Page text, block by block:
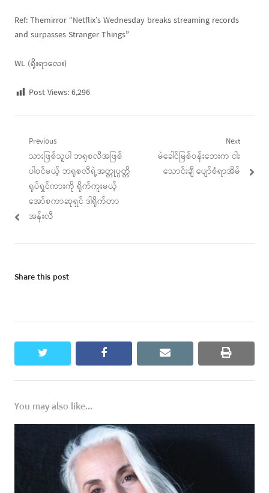
Ref: Themirror “Netflix’s Wednesday breaks streaming records
and surpasses Stranger Things”
WL (ရိုးရာလေး)
Post Views:6,296
Post
navigation
Previous
Previous
post:
သားဖြစ်သူပါ ဘရုစလီအဖြစ်
ပါဝင်မယ့် ဘရုစလီရဲ့အတ္တုပ္ပတ္တိ
ရုပ်ရှင်ကားကို ရိုက်ကူးမယ့်
အော်စကာဆုရှင် ဒါရိုက်တာ
အန်းလီ
Next
Next
post:
မဲခေါင်မြစ်ဝန်းဘေးက ငါး
သောင်းချီ ပျော်စံရာအိမ်
Share this post
twitter facebook email print
You may also like...